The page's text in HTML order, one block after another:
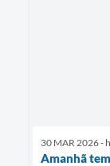
30 MAR 2026 - h
Amanhã